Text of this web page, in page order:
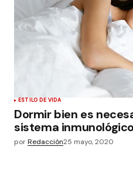
ESTILO DE VIDA
Dormir bien es
sistema inmunológico
porRedacción25 mayo, 2020